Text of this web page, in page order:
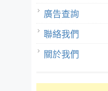
廣告查詢
聯絡我們
關於我們